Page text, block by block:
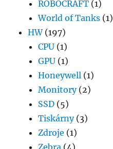
ROBOCRAFT (1)
World of Tanks (1)
HW(197)
CPU (1)
GPU (1)
Honeywell (1)
Monitory(2)
SSD (5)
Tiskárny(3)
Zdroje (1)
Zebra (4)